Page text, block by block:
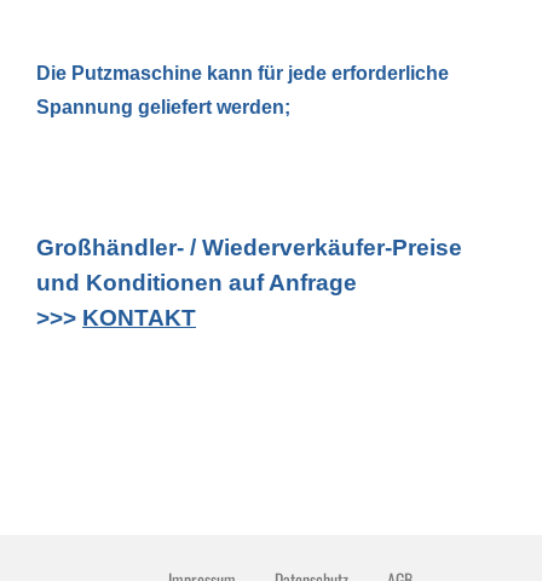
Die Putzmaschine kann für jede erforderliche
Spannung geliefert werden;
Großhändler- / Wiederverkäufer-Preise
und Konditionen auf Anfrage
>>> KONTAKT